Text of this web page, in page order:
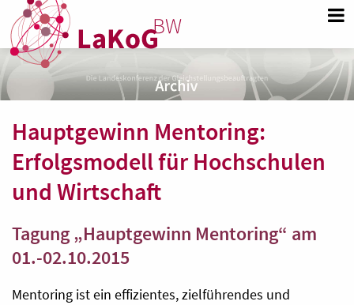
Hauptgewinn Mentoring:
Erfolgsmodell für Hochschulen
und Wirtschaft
Tagung „Hauptgewinn Mentoring“ am
01.-02.10.2015
Mentoring ist ein effizientes, zielführendes und